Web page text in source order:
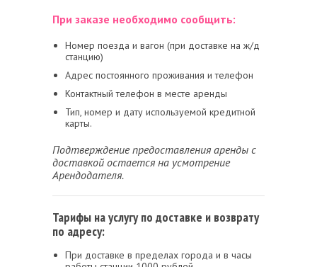
При заказе необходимо сообщить:
Номер поезда и вагон (при доставке на ж/д
станцию)
Адрес постоянного проживания и телефон
Контактный телефон в месте аренды
Тип, номер и дату используемой кредитной
карты.
Подтверждение предоставления аренды с
доставкой остается на усмотрение
Арендодателя.
Тарифы на услугу по доставке и возврату
по адресу:
При доставке в пределах города и в часы